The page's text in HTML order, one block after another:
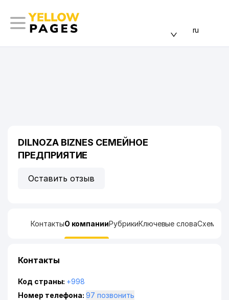
ru
DILNOZA BIZNES СЕМЕЙНОЕ
ПРЕДПРИЯТИЕ
Оставить отзыв
КонтактыО компанииРубрикиКлючевые словаСхема
Контакты
Код страны: +998
Номер телефона:
97 позвонить